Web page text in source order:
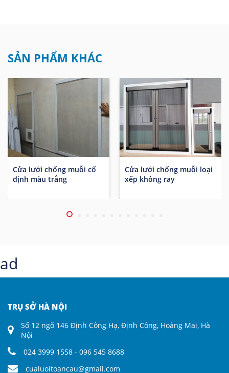
SẢN PHẨM KHÁC
Cửa lưới chống muỗi cố
định màu trắng
Cửa lưới chống muỗi loại
xếp không ray
ad
TRỤ SỞ HÀ NỘI
Số 12 ngõ 146 Định Công Hạ, Định Công, Hoàng Mai, Hà
Nội
024 3999 1558 - 096 545 8688
cualuoitoancau@gmail.com